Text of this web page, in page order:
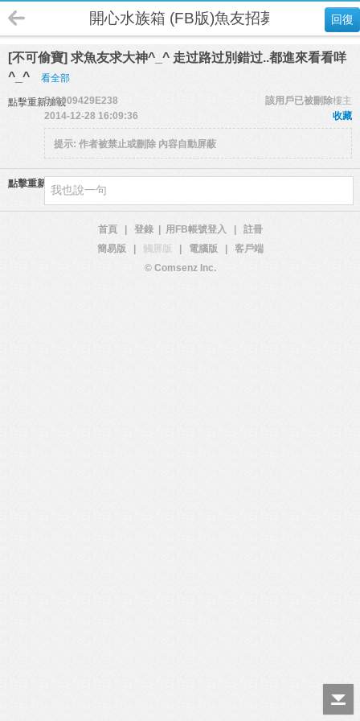
回復
開心水族箱 (FB版)魚友招募
[不可偷寶] 求魚友求大神^_^ 走过路过別錯过..都進來看看咩
^_^
看全部
點擊重新加載 樓主
549009429E238
該用戶已被刪除
收藏
2014-12-28 16:09:36
提示: 作者被禁止或刪除 內容自動屏蔽
點擊重新加載
首頁 登錄 用FB帳號登入
註冊
簡易版
觸屏版 電腦版
客戶端
© Comsenz Inc.